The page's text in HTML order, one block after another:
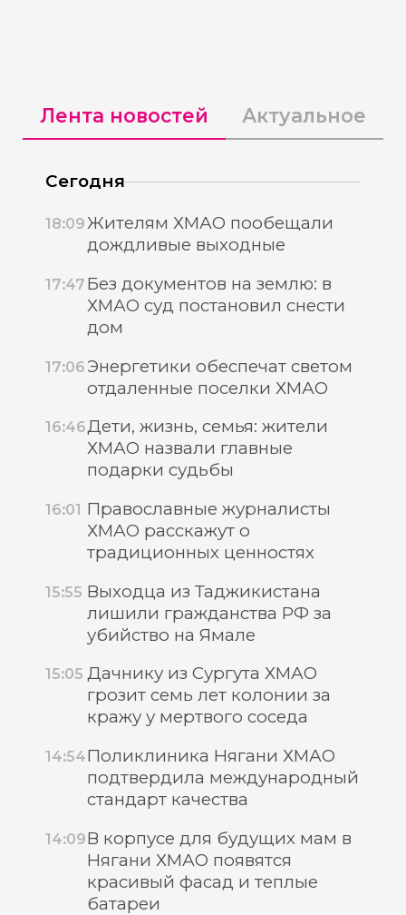
Лента новостей Актуальное
Сегодня
18:09Жителям ХМАО пообещали
дождливые выходные
17:47 Без документов на землю: в
ХМАО суд постановил снести
дом
17:06 Энергетики обеспечат светом
отдаленные поселки ХМАО
16:46Дети, жизнь, семья: жители
ХМАО назвали главные
подарки судьбы
16:01 Православные журналисты
ХМАО расскажут о
традиционных ценностях
15:55 Выходца из Таджикистана
лишили гражданства РФ за
убийство на Ямале
15:05 Дачнику из Сургута ХМАО
грозит семь лет колонии за
кражу у мертвого соседа
14:54Поликлиника Нягани ХМАО
подтвердила международный
стандарт качества
14:09В корпусе для будущих мам в
Нягани ХМАО появятся
красивый фасад и теплые
батареи